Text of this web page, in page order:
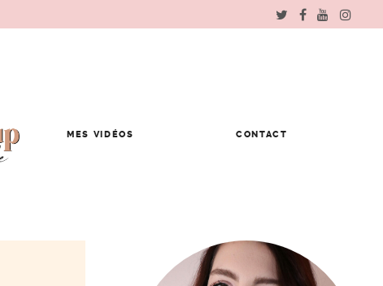
MES VIDÉOS CONTACT